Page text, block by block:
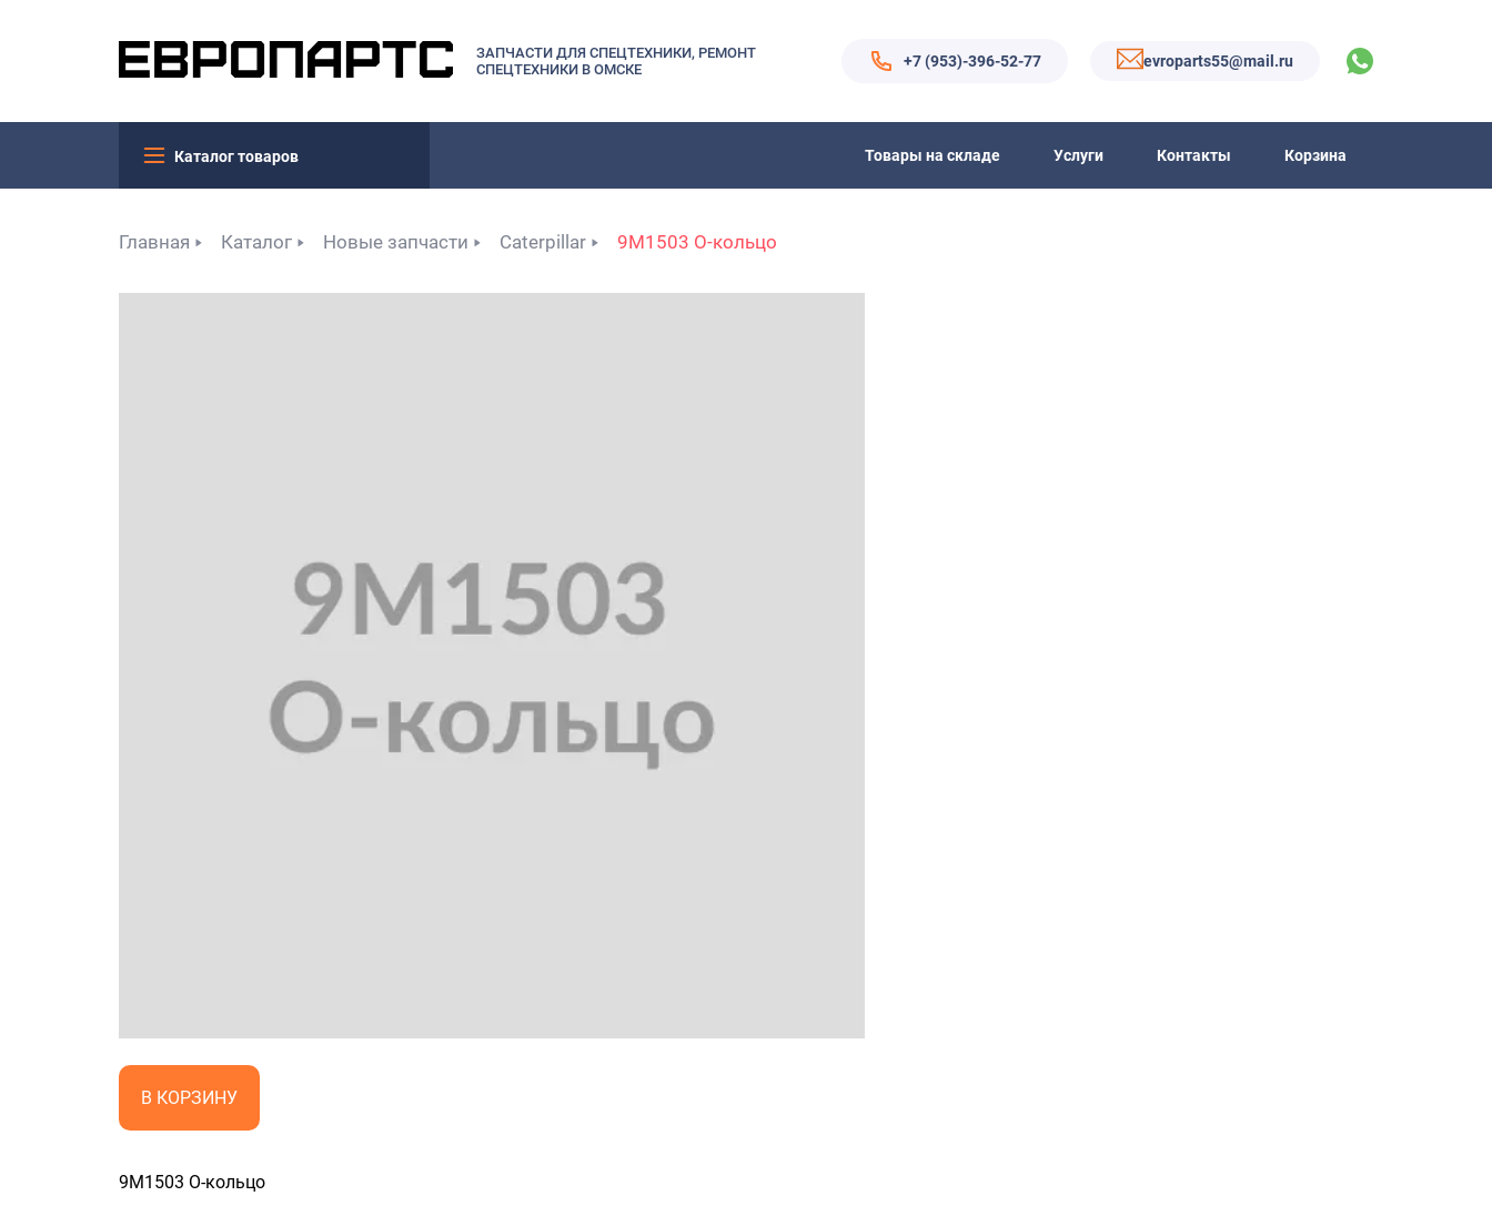
ЗАПЧАСТИ ДЛЯ СПЕЦТЕХНИКИ, РЕМОНТ
СПЕЦТЕХНИКИ В ОМСКЕ
+7 (953)-396-52-77 evroparts55@mail.ru
Каталог товаров Товары на складе Услуги Контакты Корзина
Главная Каталог Новые запчасти Caterpillar 9M1503 O-кольцо
В КОРЗИНУ
9M1503 O-кольцо